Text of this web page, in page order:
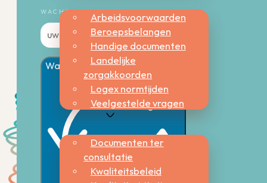
Arbeidsvoorwaarden
Beroepsbelangen
Handige documenten
Landelijke
zorgakkoorden
Logex normtijden
Veelgestelde vragen
Kwaliteit
Documenten ter
consultatie
Kwaliteitsbeleid
WACHTWOORD OPNIEUW INSTELLEN
Wachtwoord opnieuw instellen